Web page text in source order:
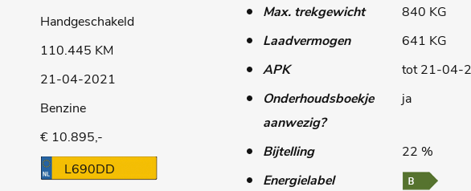
Handgeschakeld
110.445 KM
21-04-2021
Benzine
€ 10.895,-
L690DD
Max. trekgewicht
840 KG
Laadvermogen
641 KG
APK
tot 21-04-
Onderhoudsboekje
aanwezig?
ja
Bijtelling
22 %
Energielabel